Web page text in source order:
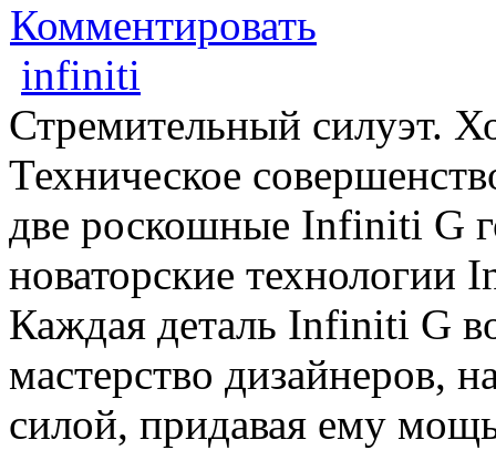
Комментировать
infiniti
Стремительный силуэт.
Техническое
две роскошные Infiniti G
новаторские
Каждая деталь Infiniti G
мастерство дизайнеров,
силой, придавая ему